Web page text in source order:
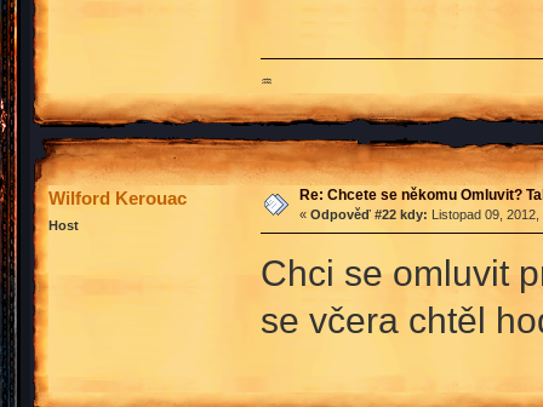
♒
Wilford Kerouac
Host
Re: Chcete se někomu Omluvit?
« Odpověď #22 kdy: Listopad 09,
Chci se omluvit
se včera chtěl